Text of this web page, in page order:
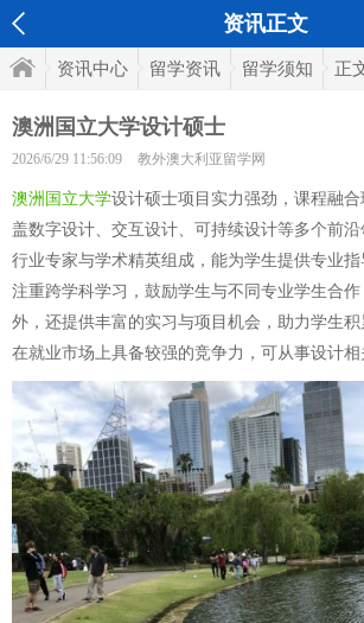
资讯正文
资讯中心 留学资讯 留学须知 正
澳洲国立大学设计硕士
2026/6/29 11:56:09 教外澳大利亚留学网
澳洲国立大学设计硕士项目实力强劲，课程融
盖数字设计、交互设计、可持续设计等多个前
行业专家与学术精英组成，能为学生提供专业
注重跨学科学习，鼓励学生与不同专业学生合
外，还提供丰富的实习与项目机会，助力学生
在就业市场上具备较强的竞争力，可从事设计相